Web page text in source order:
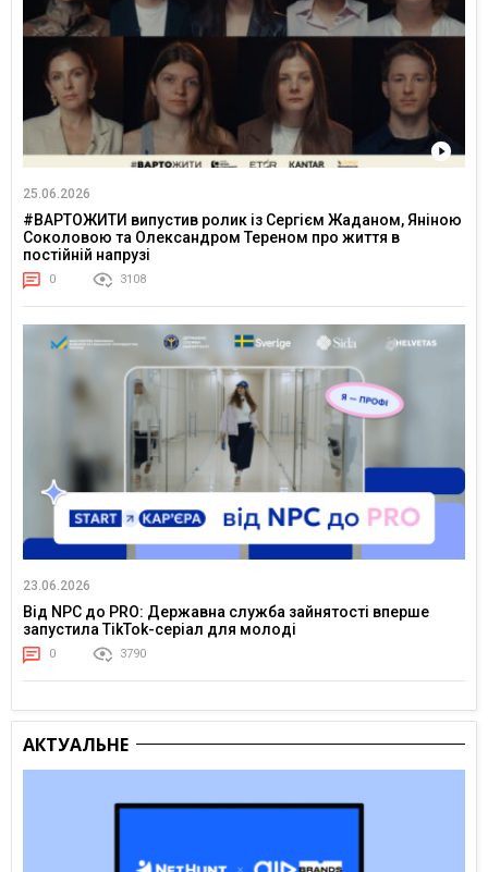
25.06.2026
#ВАРТОЖИТИ випустив ролик із Сергієм Жаданом, Яніною
Соколовою та Олександром Тереном про життя в
постійній напрузі
0 3108
23.06.2026
Від NPC до PRO: Державна служба зайнятості вперше
запустила TikTok-серіал для молоді
0 3790
АКТУАЛЬНЕ